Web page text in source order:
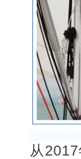
从